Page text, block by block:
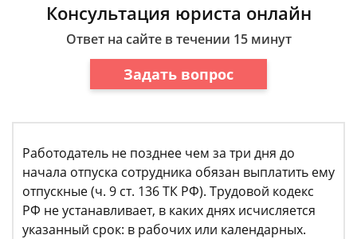
Консультация юриста онлайн
Ответ на сайте в течении 15 минут
Задать вопрос
Работодатель не позднее чем за три дня до
начала отпуска сотрудника обязан выплатить ему
отпускные (ч. 9 ст. 136 ТК РФ). Трудовой кодекс
РФ не устанавливает, в каких днях исчисляется
указанный срок: в рабочих или календарных.